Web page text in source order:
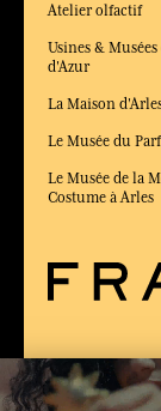
Atelier olfactif
Usines &
d'Azur
La Maison
Le Musée du
Le Musée de la
Costume à Arles
LIVRAISON: